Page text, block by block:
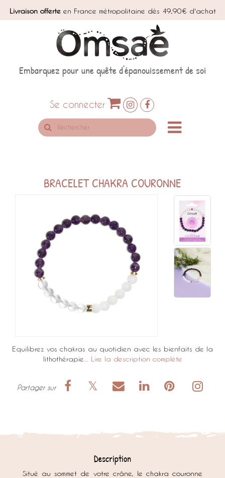
Livraison offerteen France métropolitaine dès 49,90€ d'achat
Embarquez pour une quête d'épanouissement de soi
Se connecter
BRACELET CHAKRA COURONNE
Equilibrez vos chakras au quotidien avec les bienfaits de la
lithothérapie... Lire la description complète
Description
Situé au sommet de votre crâne, le chakra couronne